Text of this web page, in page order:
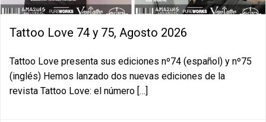
Tattoo Love 74 y 75, Agosto 2026
Tattoo Love presenta sus ediciones nº74 (español) y nº75
(inglés) Hemos lanzado dos nuevas ediciones de la
revista Tattoo Love: el número […]